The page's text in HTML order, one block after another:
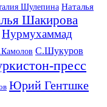
Шулепина Наталья
Шакирова
Нурмухаммад
С.Шукуров
пресс
Юрий Гентшке